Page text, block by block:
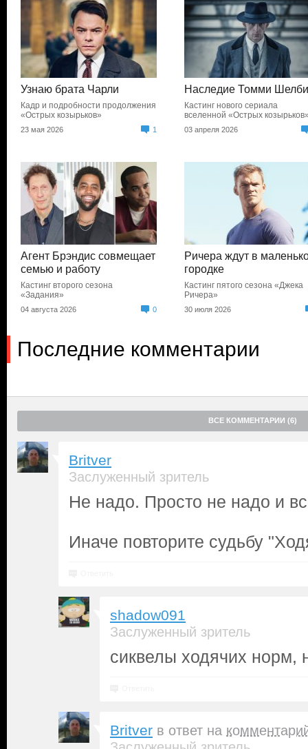
Узнаю брата Чарли
Кадр и подробности продолжения
«Острых козырьков»
23 мая 2026 1
Наследие Томми
Кастинг нового сериала
вселенной «Острых
03 апреля 2026
Агент Брэндис совмещает
семью и работу
Кастинг второго сезона
«Задания»
04 августа 2026 0
Ричера ждут в
городке
Кастинг пятого сезона «Джека
Ричера»
30 июля 2026
Последние комментарии
ВСЕ КОММЕНТАРИИ (6)
Britver
Заслуженный зритель
Не надо. Просто не надо и
Иначе повторите судьбу
shadow091
Заслуженный зритель
сиквелы ходячих норм,
Britver в ответ на